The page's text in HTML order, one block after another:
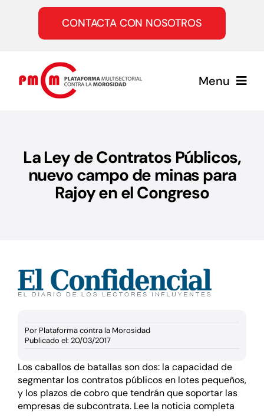
contenido
CONTACTA CON NOSOTROS
Menu
Quiénes somos
Servicios
Documentación
Blog
La Ley de Contratos Públicos,
nuevo campo de minas para
Rajoy en el Congreso
Por Plataforma contra la Morosidad
Publicado el: 20/03/2017
Los caballos de batallas son dos: la capacidad de
segmentar los contratos públicos en lotes pequeños,
y los plazos de cobro que tendrán que soportar las
empresas de subcontrata. Lee la noticia completa